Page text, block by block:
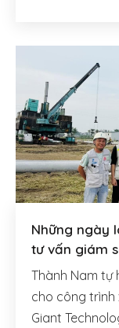
Những ngày
tư vấn giám
máy của Tập
Thành Nam tự
cho công
Giant